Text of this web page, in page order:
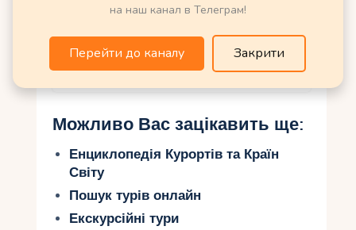
Кумбха Мела — Індія
Можливо Вас зацікавить ще:
Енциклопедія Курортів та Країн
Світу
Пошук турів онлайн
Екскурсійні тури
на наш канал в Телеграм!
Перейти до каналу Закрити